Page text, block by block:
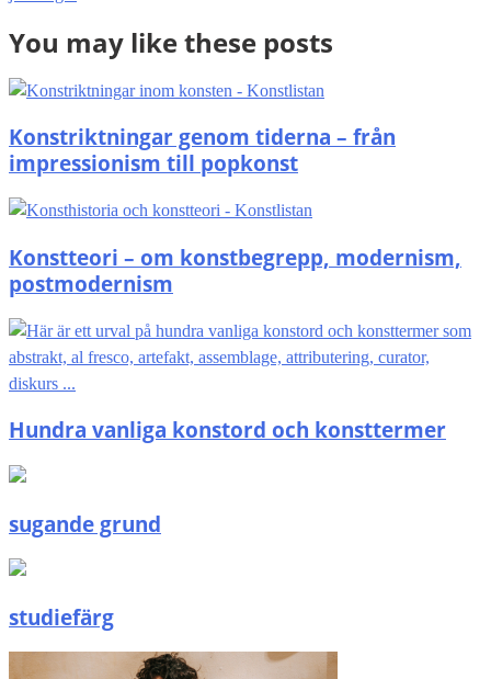
You may like these posts
Konstriktningar genom tiderna – från
impressionism till popkonst
Konstteori – om konstbegrepp, modernism,
postmodernism
Hundra vanliga konstord och konsttermer
sugande grund
studiefärg